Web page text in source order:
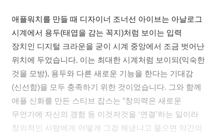
애플워치를 만들 때 디자이너 조너선 아이브는 아날로그
시계에서 용두(태엽을 감는 꼭지)처럼 보이는 입력
장치인 디지털 크라운을 굳이 시계 중앙에서 조금 벗어난
위치에 두었습니다. 이는 최대한 시계처럼 보이되(익숙한
것을 모방), 용두와 다른 새로운 기능을 한다는 기대감
(신선함)을 모두 충족하기 위한 것이었습니다. 그와 함께
애플 신화를 만든 스티브 잡스는 “창의력은 새로운
무언가에 자신의 경험 등 이것저것을 ‘연결’하는 일이라
창의적인 사람에게 어떻게 그걸 해냈냐고 물으면 약간의